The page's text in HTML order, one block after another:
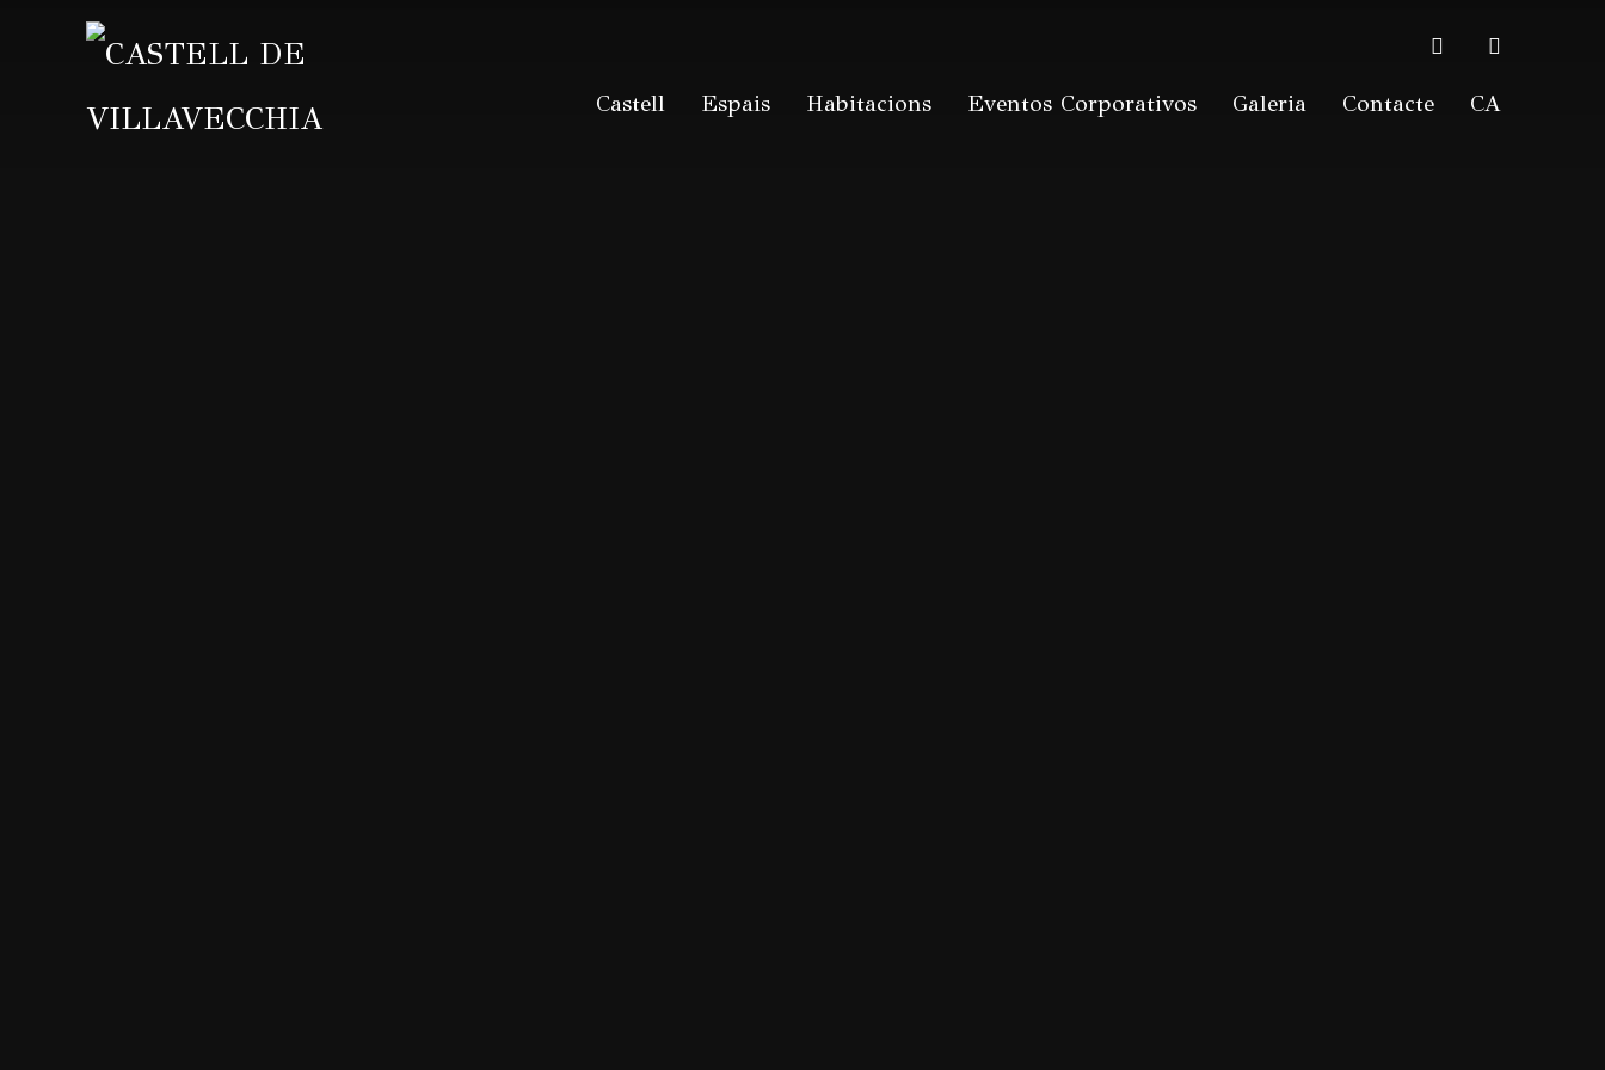
facebookinstagram
Castell Espais Habitacions Eventos Corporativos Galeria Contacte CA